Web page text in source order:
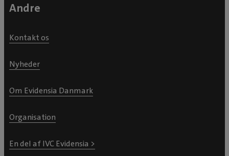
Andre
Kontakt os
Nyheder
Om Evidensia Danmark
Organisation
En del af IVC Evidensia >